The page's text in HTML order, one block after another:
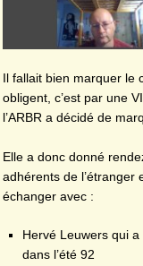
Il fallait bien marquer le
obligent, c’est par une
l’ARBR a décidé de
Elle a donc donné
adhérents de l’étranger
échanger avec :
Hervé Leuwers qui
dans l’été 92